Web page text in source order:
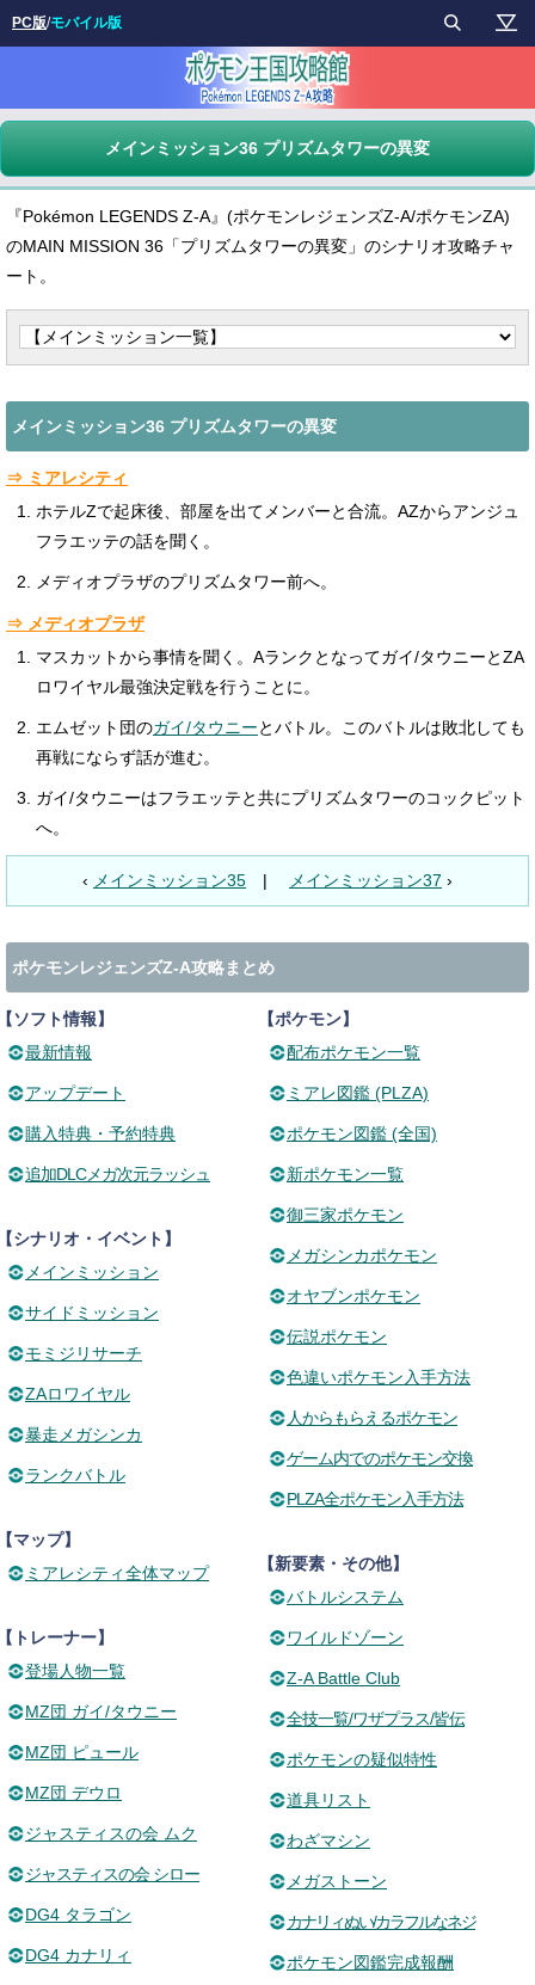
メインミッション36 プリズムタワーの異変
『Pokémon LEGENDS Z-A』(ポケモンレジェンズZ-A/ポケモンZA)
のMAIN MISSION 36「プリズムタワーの異変」のシナリオ攻略チャ
ート。
メインミッション36 プリズムタワーの異変
⇒ ミアレシティ
ホテルZで起床後、部屋を出てメンバーと合流。AZからアンジュ
フラエッテの話を聞く。
メディオプラザのプリズムタワー前へ。
⇒ メディオプラザ
マスカットから事情を聞く。Aランクとなってガイ/タウニーとZA
ロワイヤル最強決定戦を行うことに。
エムゼット団のガイ/タウニーとバトル。
このバトルは敗北しても
再戦にならず話が進む。
ガイ/タウニーはフラエッテと共にプリズムタワーのコックピット
へ。
‹ メインミッション35 | メインミッション37 ›
ポケモンレジェンズZ-A攻略まとめ
ソフト情報】
最新情報
アップデート
購入特典・予約特典
追加DLCメガ次元ラッシュ
シナリオ・イベント】
メインミッション
サイドミッション
モミジリサーチ
ZAロワイヤル
暴走メガシンカ
ランクバトル
マップ】
ミアレシティ全体マップ
トレーナー】
登場人物一覧
MZ団 ガイ/タウニー
MZ団 ピュール
MZ団 デウロ
ジャスティスの会 ムク
ジャスティスの会 シロー
DG4 タラゴン
DG4 カナリィ
【ポケモン】
配布ポケモン一覧
ミアレ図鑑 (PLZA)
ポケモン図鑑 (全国)
新ポケモン一覧
御三家ポケモン
メガシンカポケモン
オヤブンポケモン
伝説ポケモン
色違いポケモン入手方法
人からもらえるポケモン
ゲーム内でのポケモン交換
PLZA全ポケモン入手方法
【新要素・その他】
バトルシステム
ワイルドゾーン
Z-A Battle Club
全技一覧/ワザプラス/皆伝
ポケモンの疑似特性
道具リスト
わざマシン
メガストーン
カナリィぬい/カラフルなネジ
ポケモン図鑑完成報酬
PC版/モバイル版